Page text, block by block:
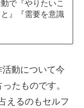
で『やりたいこ
』『需要を意識
動について今
たものです。
えるのもセルフ